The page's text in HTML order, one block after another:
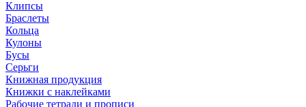
Клипсы
Браслеты
Кольца
Кулоны
Бусы
Серьги
Книжная продукция
Книжки с наклейками
Рабочие тетради и прописи